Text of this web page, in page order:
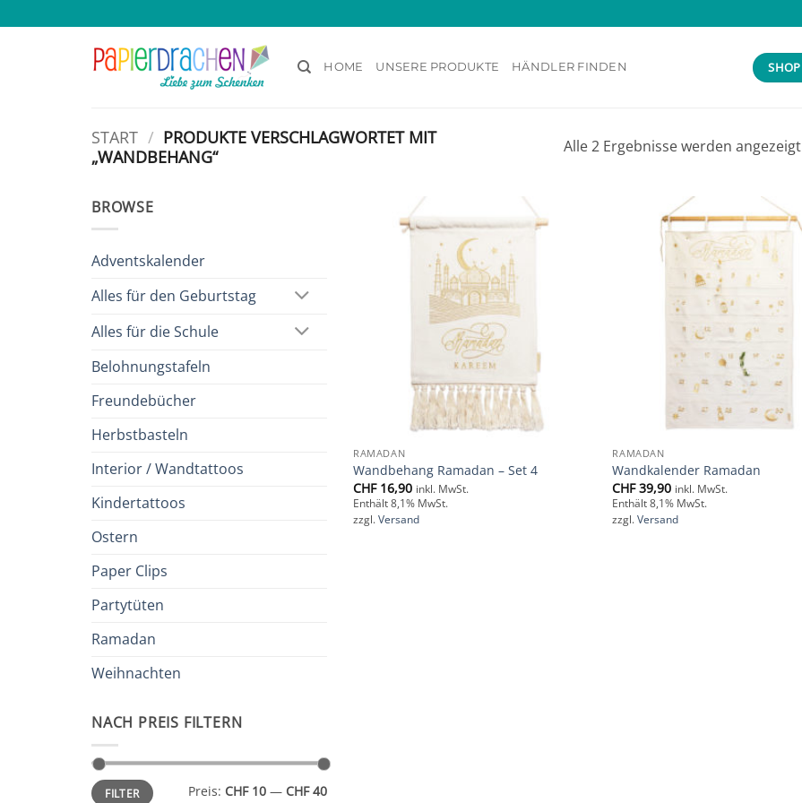
Inhalt
HOME UNSERE PRODUKTE HÄNDLER FINDEN SHOP
START / PRODUKTE VERSCHLAGWORTET MIT
„WANDBEHANG“
Alle 2 Ergebnisse werden angezeigt
BROWSE
Adventskalender
Alles für den Geburtstag
Alles für die Schule
Belohnungstafeln
Freundebücher
Herbstbasteln
Interior / Wandtattoos
Kindertattoos
Ostern
Paper Clips
Partytüten
Ramadan
Weihnachten
NACH PREIS FILTERN
Min.
Preis
Max.
PreisFILTER Preis: CHF 10— CHF 40
RAMADAN
Wandbehang Ramadan – Set 4
CHF16,90 inkl. MwSt.
Enthält 8,1% MwSt.
zzgl.Versand
RAMADAN
Wandkalender Ramadan
CHF39,90 inkl. MwSt.
Enthält 8,1% MwSt.
zzgl.Versand